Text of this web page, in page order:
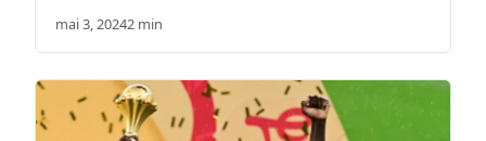
mai 3, 20242 min